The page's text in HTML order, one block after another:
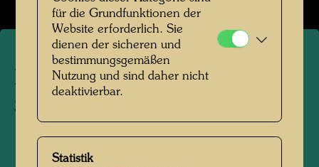
Hundertwasser mit Wolfang
Seidel
für die Grundfunktionen der
Website erforderlich. Sie
dienen der sicheren und
bestimmungsgemäßen
Nutzung und sind daher nicht
deaktivierbar.
Statistik